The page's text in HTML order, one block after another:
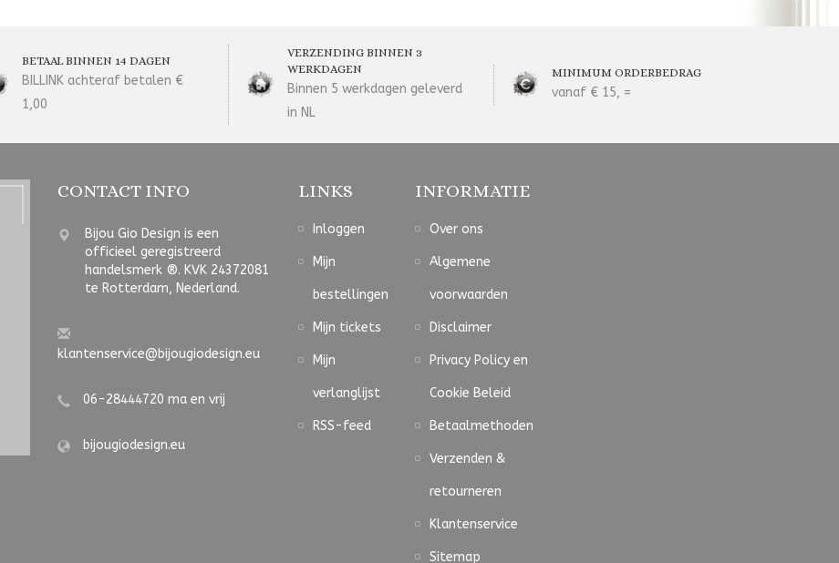
BETAAL BINNEN 14 DAGEN
BILLINK achteraf betalen €
1,00
VERZENDING BINNEN 3
WERKDAGEN
Binnen 5 werkdagen geleverd
in NL
MINIMUM ORDERBEDRAG
vanaf € 15, =
CONTACT INFO
Bijou Gio Design is een
officieel geregistreerd
handelsmerk ®. KVK 24372081
te Rotterdam, Nederland.
klantenservice@bijougiodesign.eu
06-28444720 ma en vrij
bijougiodesign.eu
LINKS
Inloggen
Mijn
bestellingen
Mijn tickets
Mijn
verlanglijst
RSS-feed
INFORMATIE
Over ons
Algemene
voorwaarden
Disclaimer
Privacy Policy en
Cookie Beleid
Betaalmethoden
Verzenden &
retourneren
Klantenservice
Sitemap